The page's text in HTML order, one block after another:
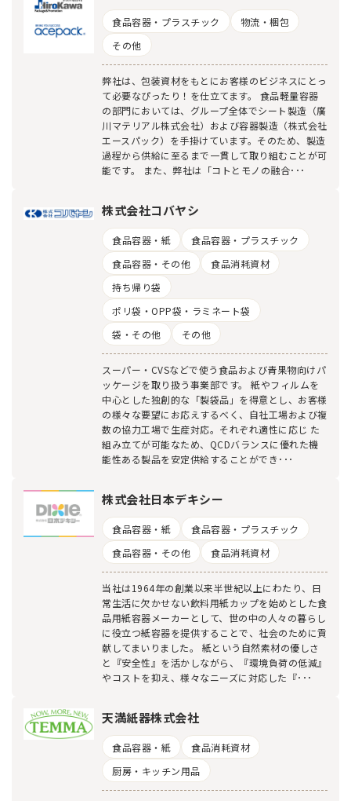
食品容器・プラスチック
物流・梱包
その他
弊社は、包装資材をもとにお客様のビジネスにとっ
て必要なぴったり！を仕立てます。 食品軽量容器
の部門においては、グループ全体でシート製造（廣
川マテリアル株式会社）および容器製造（株式会社
エースパック）を手掛けています。そのため、製造
過程から供給に至るまで一貫して取り組むことが可
能です。 また、弊社は「コトとモノの融合･･･
株式会社コバヤシ
食品容器・紙
食品容器・プラスチック
食品容器・その他
食品消耗資材
持ち帰り袋
ポリ袋・OPP袋・ラミネート袋
袋・その他
その他
スーパー・CVSなどで使う食品および青果物向けパ
ッケージを取り扱う事業部です。 紙やフィルムを
中心とした独創的な「製袋品」を得意とし、お客様
の様々な要望にお応えするべく、自社工場および複
数の協力工場で生産対応。それぞれ適性に応じ た
組み立てが可能なため、QCDバランスに優れた機
能性ある製品を安定供給することができ･･･
株式会社日本デキシー
食品容器・紙
食品容器・プラスチック
食品容器・その他
食品消耗資材
当社は1964年の創業以来半世紀以上にわたり、日
常生活に欠かせない飲料用紙カップを始めとした食
品用紙容器メーカーとして、世の中の人々の暮らし
に役立つ紙容器を提供することで、社会のために貢
献してまいりました。 紙という自然素材の優しさ
と『安全性』を活かしながら、『環境負荷の低減』
やコストを抑え、様々なニーズに対応した『･･･
天満紙器株式会社
食品容器・紙
食品消耗資材
厨房・キッチン用品